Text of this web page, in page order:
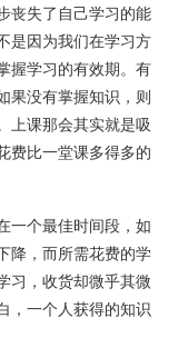
失了自己学习的能
是因为我们在学习方
握学习的有效期。有
果没有掌握知识，则
上课那会其实就是吸
费比一堂课多得多的
个最佳时间段，如
降，而所需花费的学
习，收货却微乎其微
，一个人获得的知识